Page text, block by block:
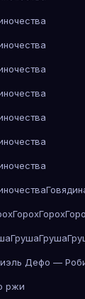
ГорохГорох
ГрушаГруша
Дефо —
ржи